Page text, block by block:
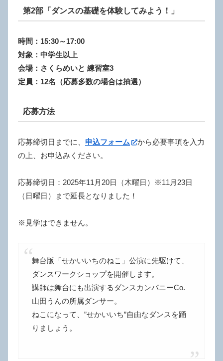
第2部「ダンスの基礎を体験してみよう！」
時間： 15:30～17:00
対象：中学生以上
会場： さくらめいと 練習室3
定員：12名（応募多数の場合は抽選）
応募方法
応募締切日までに、 申込フォーム
から必要事項を入力
の上、お申込みください。
応募締切日：2025年11月20日（木曜日）※11月23日
（日曜日）まで延長となりました！
※見学はできません。
舞台版「せかいいちのねこ」公演に先駆けて、
ダンスワークショップを開催します。
講師は舞台にも出演するダンスカンパニーCo.
山田うんの所属ダンサー。
ねこになって、”せかいいち”自由なダンスを踊
りましょう。